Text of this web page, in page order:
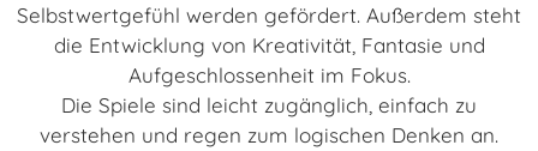
Selbstwertgefühl werden gefördert. Außerdem steht
die Entwicklung von Kreativität, Fantasie und
Aufgeschlossenheit im Fokus.
Die Spiele sind leicht zugänglich, einfach zu
verstehen und regen zum logischen Denken an.